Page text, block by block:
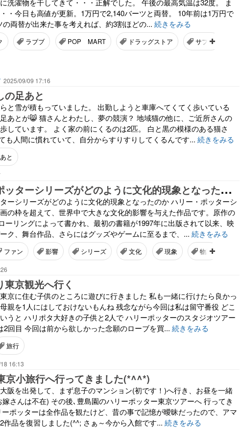
洗濯物を干してきて・・・正解でした。 午後の最高気温は32度。 ま
・今日も高値が更新。1万円で2,140バーツと両替。 10年前は1万円で
の両替が出来た事を考えれば、約3割ほどの... 続きをみる
ラブブ POP MART ドラッグストア サプリ
2025/09/09 17:16
の足あと
と雪が積もっていました。 出勤しようと車庫へてくてく歩いている
あとが😸 猫さんとわたし、夢の競演？ 地域猫の他に、ご近所さんの
しています。 よく家の前にくるのは2匹。 白と黒の模様のある猫さ
も人間に慣れていて、自分からすりすりしてくるんです... 続きをみる
と
ハ
リー・ポッターシリーズがどのように文化的現象となったのか
ーシリーズがどのように文化的現象となったのか ハリー・ポッターシ
の枠を超えて、世界中で大きな文化的影響を与えた作品です。原作の
ーリングによって書かれ、最初の書籍が1997年に出版されて以来、映
ク、舞台作品、さらにはグッズやゲームに至るまで、... 続きをみる
ファン 影響 シリーズ 文化 現象 物語
東京観光へ行く
京に住む子供のところに遊びに行きました 私も一緒に行けたら良かっ
親を1人にはしておけないもんね 残念ながら今回は私は留守番役 どこ
うと ハリポタ大好きの子供と2人で ハリーポッターのスタジオツアー
2回目 今回は前から欲しかった念願のローブを買... 続きをみる
旅行
16:13
京小旅行へ行ってきました(*^^*)
阪を出発して、まず息子のマンション(初です！)へ行き、お昼を一緒
さんは不在) その後､豊島園のハリーポッター東京ツアーへ 行ってき
ーポッターは全作品を観たけど、昔の事で記憶が曖昧だったので、アマ
作品を復習しました(^^; さぁ～今から入館です... 続きをみる